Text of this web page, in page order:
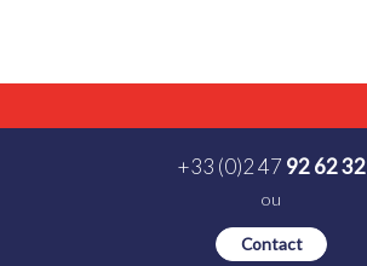
+33 (0)2 47 92 62 32
ou
Contact